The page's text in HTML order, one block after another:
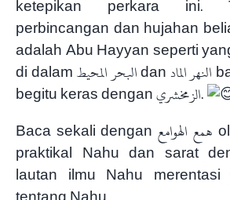
ketepikan perkara ini.
perbincangan dan hujahan
adalah Abu Hayyan seperti
di dalam البحر المحيط dan النهر الماد bagaimana beliau
begitu keras dengan الزمخشري.
Baca sekali dengan همع الهوامع oleh al-Sayuti. Ini
praktikal Nahu dan sarat
lautan ilmu Nahu merentasi